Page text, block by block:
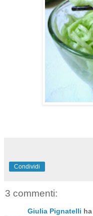
Condividi
3 commenti:
Giulia Pignatelli